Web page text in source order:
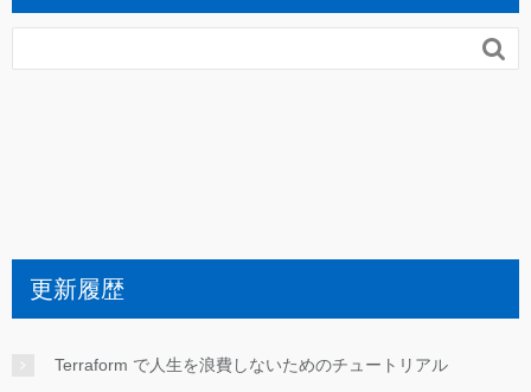

更新履歴
Terraform で人生を浪費しないためのチュートリアル